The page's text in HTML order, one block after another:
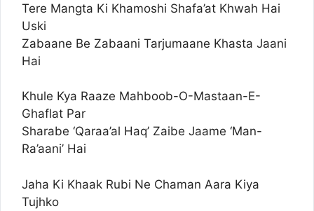
Tere Mangta Ki Khamoshi Shafa’at Khwah Hai
Uski
Zabaane Be Zabaani Tarjumaane Khasta Jaani
Hai
Khule Kya Raaze Mahboob-O-Mastaan-E-
Ghaflat Par
Sharabe ‘Qaraa’al Haq’ Zaibe Jaame ‘Man-
Ra’aani’ Hai
Jaha Ki Khaak Rubi Ne Chaman Aara Kiya
Tujhko